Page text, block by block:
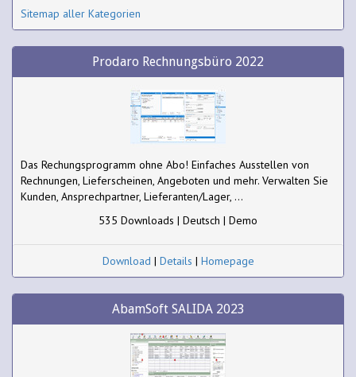
Sitemap aller Kategorien
Prodaro Rechnungsbüro 2022
Das Rechungsprogramm ohne Abo! Einfaches Ausstellen von
Rechnungen, Lieferscheinen, Angeboten und mehr. Verwalten Sie
Kunden, Ansprechpartner, Lieferanten/Lager, ...
535 Downloads | Deutsch | Demo
Download | Details | Homepage
AbamSoft SALIDA 2023